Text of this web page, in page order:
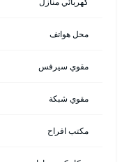
محل هواتف
مقوي سيرفس
مقوي شبكة
مكتب افراح